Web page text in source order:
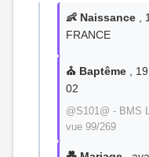
👶 Naissance ,
FRANCE
⛪ Baptême ,
02
@S101@ - BMS
vue 99/269